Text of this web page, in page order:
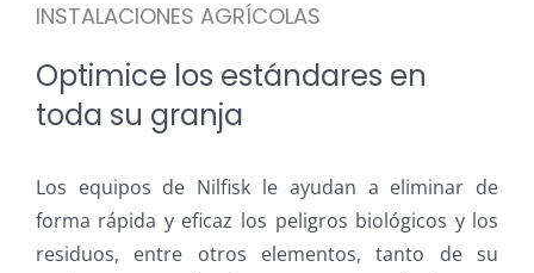
INSTALACIONES AGRÍCOLAS
Optimice los estándares en
toda su granja
Los equipos de Nilfisk le ayudan a eliminar de
forma rápida y eficaz los peligros biológicos y los
residuos, entre otros elementos, tanto de su